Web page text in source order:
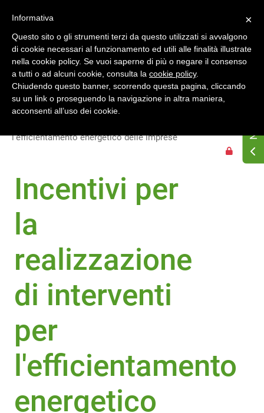
Home Dossier Regioni
Valle d'Aosta
Bandi regionali
l'efficientamento energetico delle imprese
Incentivi per
la
realizzazione
di interventi
per
l'efficientamento
energetico
×
Informativa
Questo sito o gli strumenti terzi da questo utilizzati si avvalgono
di cookie necessari al funzionamento ed utili alle finalità illustrate
nella cookie policy. Se vuoi saperne di più o negare il consenso
a tutti o ad alcuni cookie, consulta la cookie policy.
Chiudendo questo banner, scorrendo questa pagina, cliccando
su un link o proseguendo la navigazione in altra maniera,
acconsenti all’uso dei cookie.